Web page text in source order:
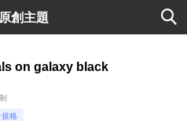
創主題
on galaxy black
規格